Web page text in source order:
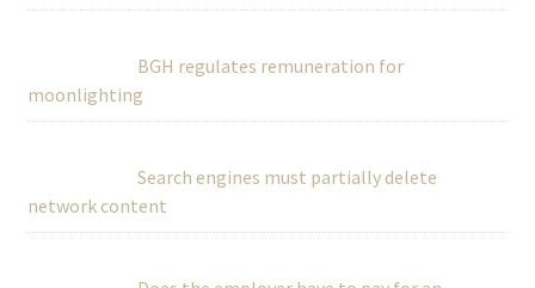
BGH regulates remuneration for
moonlighting
Search engines must partially delete
network content